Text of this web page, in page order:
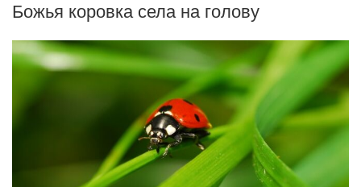
Божья коровка села на голову